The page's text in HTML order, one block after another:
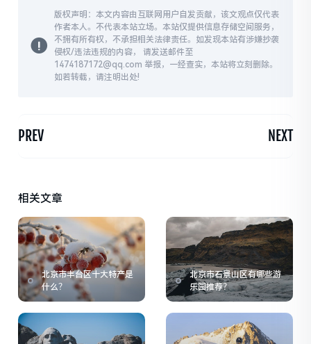
版权声明：本文内容由互联网用户自发贡献，该文观点仅代表
作者本人。不代表本站立场。本站仅提供信息存储空间服务，
不拥有所有权，不承担相关法律责任。如发现本站有涉嫌抄袭
侵权/违法违规的内容， 请发送邮件至
1474187172@qq.com 举报，一经查实，本站将立刻删除。
如若转载，请注明出处!
PREV NEXT
相关文章
北京市丰台区十大特产是
什么？
北京市石景山区有哪些游
乐园推荐？